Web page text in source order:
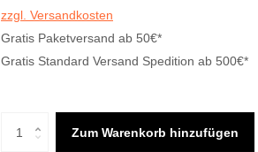
zzgl. Versandkosten
Gratis Paketversand ab 50€*
Gratis Standard Versand Spedition ab 500€*
Zum Warenkorb hinzufügen